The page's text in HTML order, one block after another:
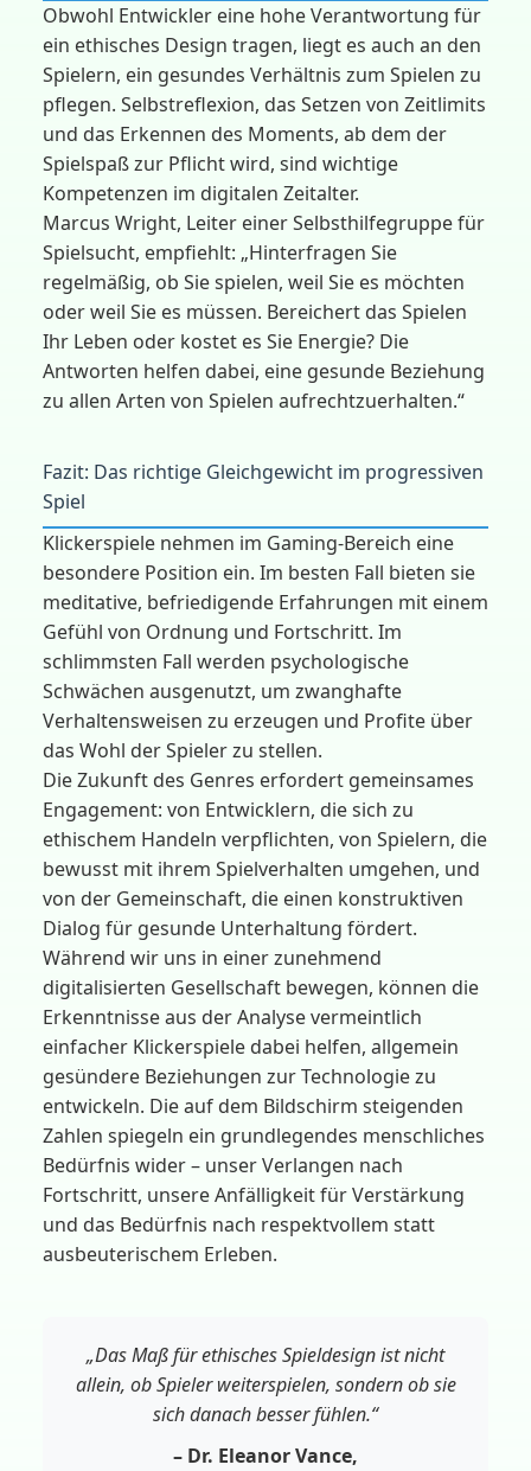
Obwohl Entwickler eine hohe Verantwortung für
ein ethisches Design tragen, liegt es auch an den
Spielern, ein gesundes Verhältnis zum Spielen zu
pflegen. Selbstreflexion, das Setzen von Zeitlimits
und das Erkennen des Moments, ab dem der
Spielspaß zur Pflicht wird, sind wichtige
Kompetenzen im digitalen Zeitalter.
Marcus Wright, Leiter einer Selbsthilfegruppe für
Spielsucht, empfiehlt: „Hinterfragen Sie
regelmäßig, ob Sie spielen, weil Sie es möchten
oder weil Sie es müssen. Bereichert das Spielen
Ihr Leben oder kostet es Sie Energie? Die
Antworten helfen dabei, eine gesunde Beziehung
zu allen Arten von Spielen aufrechtzuerhalten.“
Fazit: Das richtige Gleichgewicht im progressiven
Spiel
Klickerspiele nehmen im Gaming-Bereich eine
besondere Position ein. Im besten Fall bieten sie
meditative, befriedigende Erfahrungen mit einem
Gefühl von Ordnung und Fortschritt. Im
schlimmsten Fall werden psychologische
Schwächen ausgenutzt, um zwanghafte
Verhaltensweisen zu erzeugen und Profite über
das Wohl der Spieler zu stellen.
Die Zukunft des Genres erfordert gemeinsames
Engagement: von Entwicklern, die sich zu
ethischem Handeln verpflichten, von Spielern, die
bewusst mit ihrem Spielverhalten umgehen, und
von der Gemeinschaft, die einen konstruktiven
Dialog für gesunde Unterhaltung fördert.
Während wir uns in einer zunehmend
digitalisierten Gesellschaft bewegen, können die
Erkenntnisse aus der Analyse vermeintlich
einfacher Klickerspiele dabei helfen, allgemein
gesündere Beziehungen zur Technologie zu
entwickeln. Die auf dem Bildschirm steigenden
Zahlen spiegeln ein grundlegendes menschliches
Bedürfnis wider – unser Verlangen nach
Fortschritt, unsere Anfälligkeit für Verstärkung
und das Bedürfnis nach respektvollem statt
ausbeuterischem Erleben.
„Das Maß für ethisches Spieldesign ist nicht
allein, ob Spieler weiterspielen, sondern ob sie
sich danach besser fühlen.“
– Dr. Eleanor Vance,